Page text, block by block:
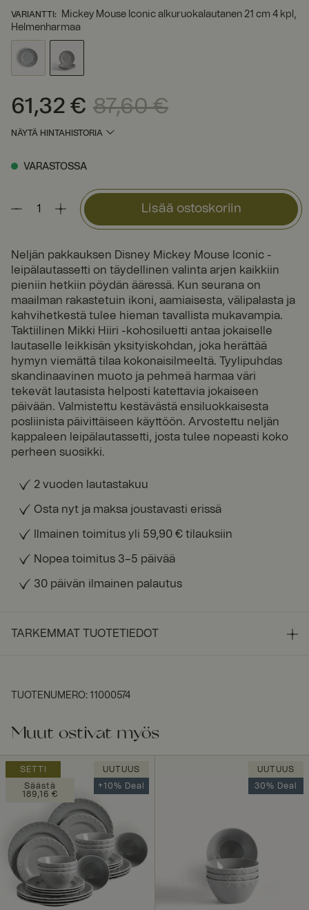
VARIANTTI :
Mickey Mouse Iconic alkuruokalautanen 21 cm 4 kpl,
Helmenharmaa
Nykyinen hinta :61,32 € Edellinen hinta
61,32 € 87,60 €
NÄYTÄ HINTAHISTORIA
VARASTOSSA
Lisää ostoskoriin
Neljän pakkauksen Disney Mickey Mouse Iconic -
leipälautassetti on täydellinen valinta arjen kaikkiin
pieniin hetkiin pöydän ääressä. Kun seurana on
maailman rakastetuin ikoni, aamiaisesta, välipalasta ja
kahvihetkestä tulee hieman tavallista mukavampia.
Taktiilinen Mikki Hiiri -kohosiluetti antaa jokaiselle
lautaselle leikkisän yksityiskohdan, joka herättää
hymyn viemättä tilaa kokonaisilmeeltä. Tyylipuhdas
skandinaavinen muoto ja pehmeä harmaa väri
tekevät lautasista helposti katettavia jokaiseen
päivään. Valmistettu kestävästä ensiluokkaisesta
posliinista päivittäiseen käyttöön. Arvostettu neljän
kappaleen leipälautassetti, josta tulee nopeasti koko
perheen suosikki.
2 vuoden lautastakuu
Osta nyt ja maksa joustavasti erissä
Ilmainen toimitus yli 59,90 € tilauksiin
Nopea toimitus 3–5 päivää
30 päivän ilmainen palautus
TARKEMMAT TUOTETIEDOT
TUOTENUMERO: 11000574
Muut ostivat myös
SETTI
Säästä
189,16 €
UUTUUS
+10% Deal
UUTUUS
30% Deal